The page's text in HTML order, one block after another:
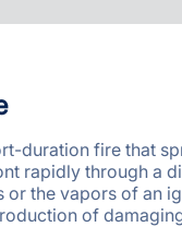
duration fire that
rapidly through a
or the vapors of an
of